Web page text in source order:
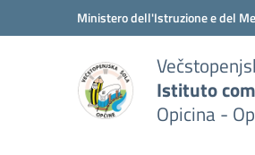
Vai ai contenuti
Vai al menu di navigazioneMinistero dell'Istruzione e del
Istituto
Opicina -